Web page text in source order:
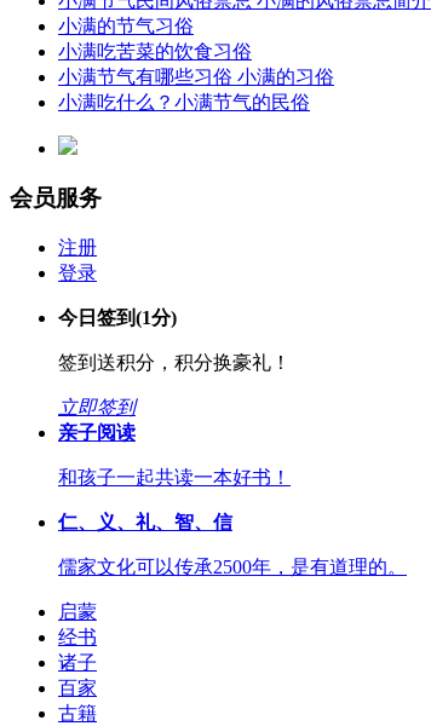
小满的节气习俗
小满吃苦菜的饮食习俗
小满节气有哪些习俗 小满的习俗
小满吃什么？小满节气的民俗
会员服务
注册
登录
今日签到(1分)
签到送积分，积分换豪礼！
立即签到
亲子阅读
和孩子一起共读一本好书！
仁、义、礼、智、信
儒家文化可以传承2500年，是有道理的。
启蒙
经书
诸子
百家
古籍